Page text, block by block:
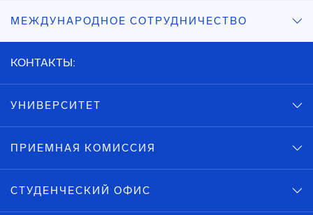
МЕЖДУНАРОДНОЕ СОТРУДНИЧЕСТВО
КОНТАКТЫ:
УНИВЕРСИТЕТ
ПРИЕМНАЯ КОМИССИЯ
СТУДЕНЧЕСКИЙ ОФИС